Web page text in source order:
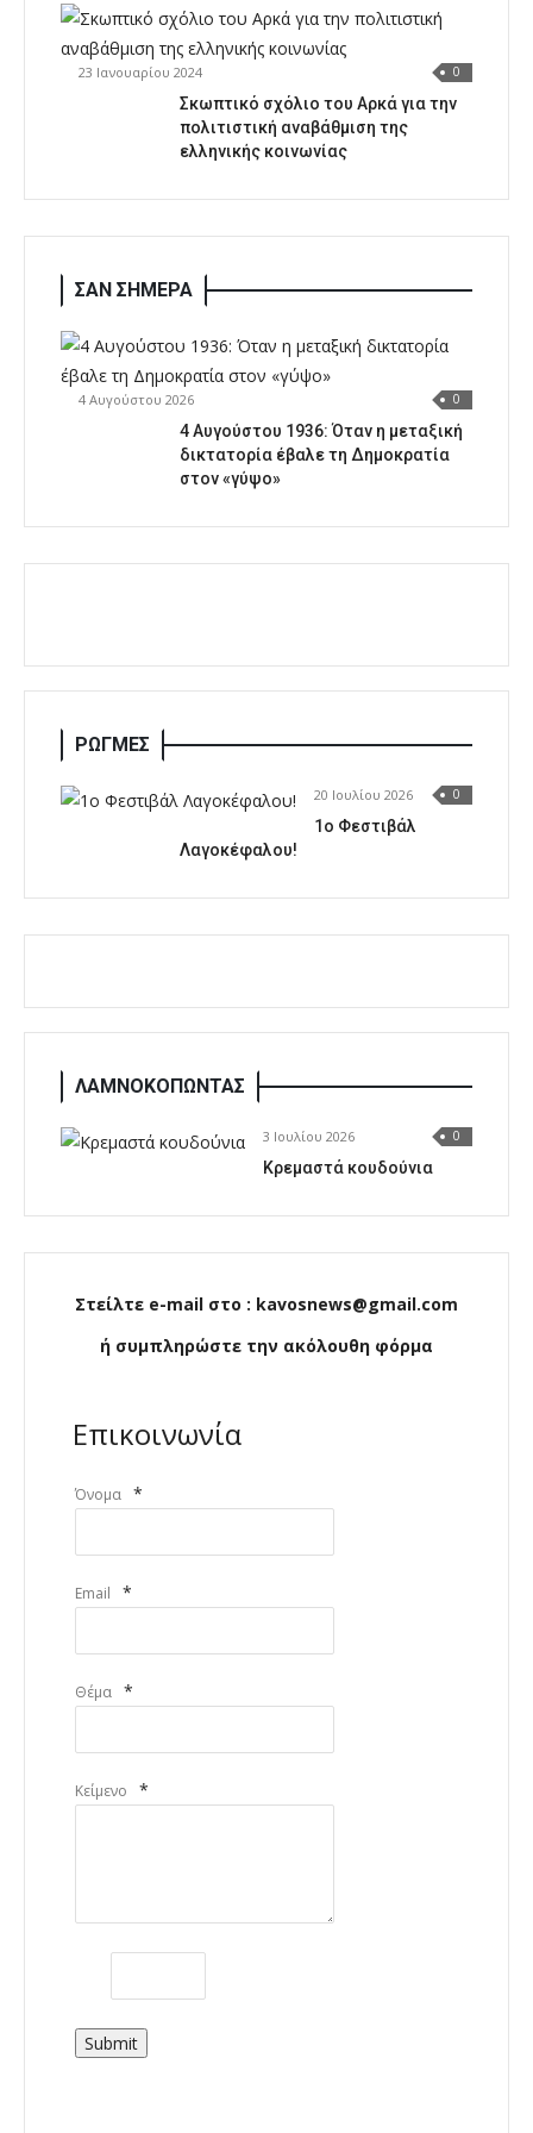
23 Ιανουαρίου 2024 0
Σκωπτικό σχόλιο του Αρκά για την
πολιτιστική αναβάθμιση της
ελληνικής κοινωνίας
ΣΑΝ ΣΗΜΕΡΑ
4 Αυγούστου 2026 0
4 Αυγούστου 1936: Όταν η μεταξική
δικτατορία έβαλε τη Δημοκρατία
στον «γύψο»
ΡΩΓΜΕΣ
20 Ιουλίου 2026 0
1o Φεστιβάλ
Λαγοκέφαλου!
ΛΑΜΝΟΚΟΠΩΝΤΑΣ
3 Ιουλίου 2026 0
Κρεμαστά κουδούνια
Στείλτε e-mail στο : kavosnews@gmail.com
ή συμπληρώστε την ακόλουθη φόρμα
Επικοινωνία
Όνομα *
Email *
Θέμα *
Κείμενο *
Submit